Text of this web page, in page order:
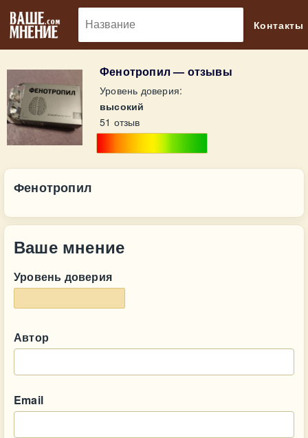
Контакты
Фенотропил — отзывы
Уровень доверия:
высокий
51 отзыв
Фенотропил
Ваше мнение
Уровень доверия
Автор
Email